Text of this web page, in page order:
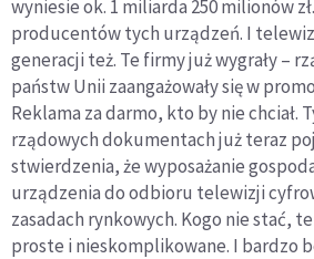
wyniesie ok. 1 miliarda 250 milionów
producentów tych urządzeń. I
generacji też. Te firmy już wygrały –
państw Unii zaangażowały się w
Reklama za darmo, kto by nie chciał.
rządowych dokumentach już teraz
stwierdzenia, że wyposażanie
urządzenia do odbioru telewizji
zasadach rynkowych. Kogo nie stać,
proste i nieskomplikowane. I bardzo